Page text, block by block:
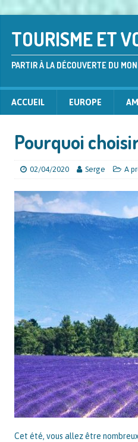
TOURISME ET
PARTIR À LA DÉCOUVERTE DU
ACCUEIL EUROPE
Pourquoi
02/04/2020 Serge A
Cet été, vous allez être